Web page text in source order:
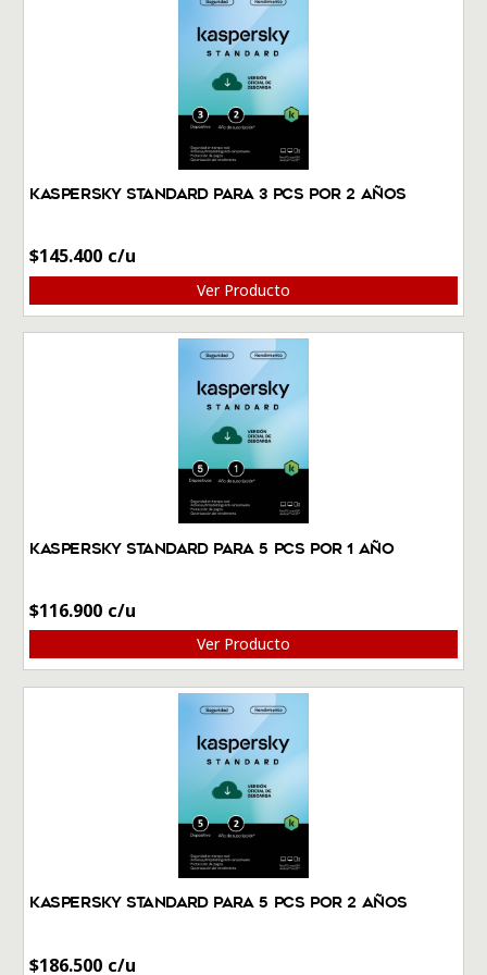
Kaspersky Standard Para 3 PCs por 2 Años
$145.400
Ver Producto
Kaspersky Standard Para 5 PCs por 1 Año
$116.900
Ver Producto
Kaspersky Standard Para 5 PCs por 2 Años
$186.500